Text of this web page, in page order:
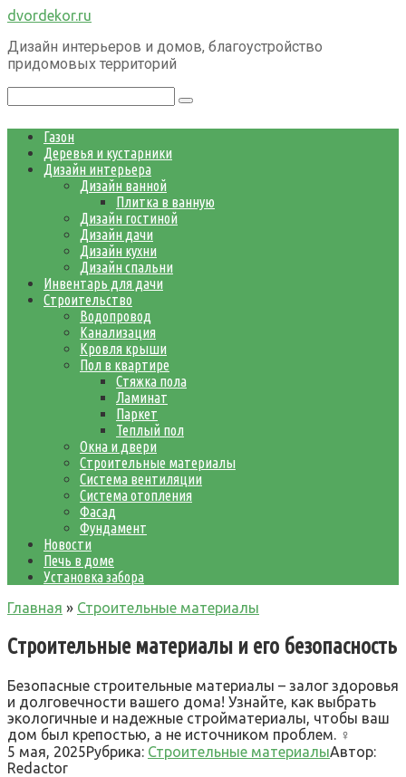
Перейти
контенту
dvordekor.ru
Дизайн интерьеров и домов, благоустройство
придомовых территорий
Газон
Деревья и кустарники
Дизайн интерьера
Дизайн ванной
Плитка в ванную
Дизайн гостиной
Дизайн дачи
Дизайн кухни
Дизайн спальни
Инвентарь для дачи
Строительство
Водопровод
Канализация
Кровля крыши
Пол в квартире
Стяжка пола
Ламинат
Паркет
Теплый пол
Окна и двери
Строительные материалы
Система вентиляции
Система отопления
Фасад
Фундамент
Новости
Печь в доме
Установка забора
Главная » Строительные материалы
Строительные материалы и его безопасность
Безопасные строительные материалы – залог здоровья
и долговечности вашего дома! Узнайте, как выбрать
экологичные и надежные стройматериалы, чтобы ваш
дом был крепостью, а не источником проблем. ♀
5 мая, 2025Рубрика: Строительные материалыАвтор:
Redactor